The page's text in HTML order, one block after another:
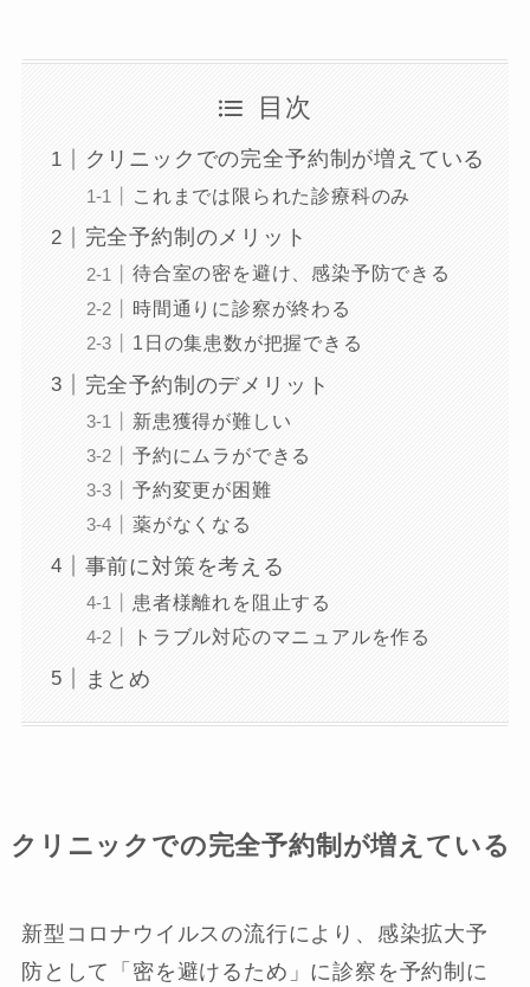
目次
クリニックでの完全予約制が増えている
これまでは限られた診療科のみ
完全予約制のメリット
待合室の密を避け、感染予防できる
時間通りに診察が終わる
1日の集患数が把握できる
完全予約制のデメリット
新患獲得が難しい
予約にムラができる
予約変更が困難
薬がなくなる
事前に対策を考える
患者様離れを阻止する
トラブル対応のマニュアルを作る
まとめ
クリニックでの完全予約制が増えている
新型コロナウイルスの流行により、感染拡大予
防として「密を避けるため」に診察を予約制に